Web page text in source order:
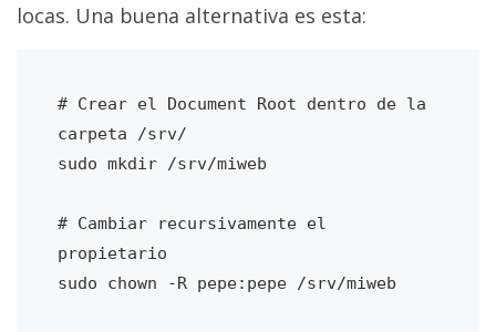
locas. Una buena alternativa es esta:
# Crear el Document Root dentro de la
carpeta /srv/
sudo mkdir /srv/miweb
# Cambiar recursivamente el
propietario
sudo chown -R pepe:pepe /srv/miweb